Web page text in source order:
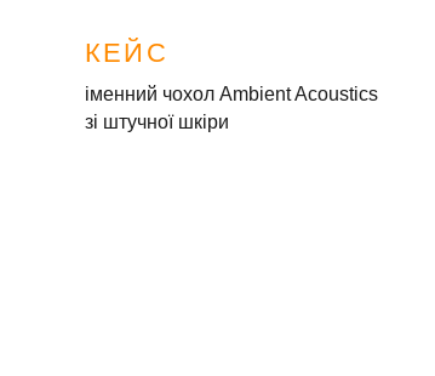
КЕЙС
іменний чохол Ambient Acoustics
зі штучної шкіри